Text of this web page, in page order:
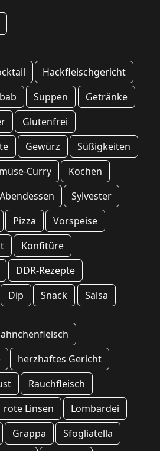
Hackfleischgericht
Suppen
Getränke
Glutenfrei
Gewürz
Süßigkeiten
Curry
Kochen
Sylvester
Pizza
Vorspeise
Konfitüre
DDR-Rezepte
Dip Snack
Salsa
herzhaftes Gericht
Rauchfleisch
rote Linsen
Lombardei
Grappa
Sfogliatella